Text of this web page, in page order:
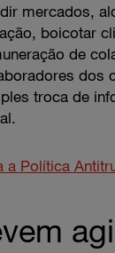
mercados,
boicotar
de
dos
troca de
a Política